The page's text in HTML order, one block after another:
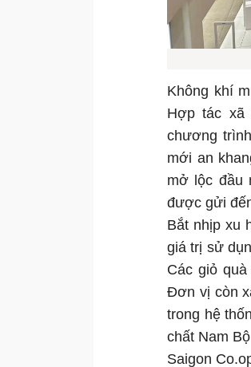
Không khí
Hợp tác xã
chương
mới an
mở lộc đầu
được gửi
Bắt nhịp xu
giá trị sử
Các giỏ
Đơn vị còn
trong hệ
chất Nam
Saigon